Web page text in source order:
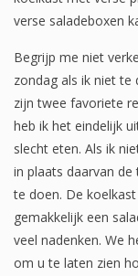
verse saladeboxen
Begrijp me niet
zondag als ik niet te
zijn twee favoriete
heb ik het eindelijk
slecht eten. Als ik
in plaats daarvan
te doen. De
gemakkelijk een
veel nadenken. We
om u te laten zien